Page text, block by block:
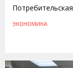
ЭКОНОМИКА